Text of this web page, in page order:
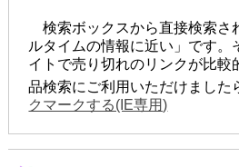
検索ボックスから直接検索さ
ルタイムの情報に近い」です。
イトで売り切れのリンクが比較
品検索にご利用いただけました
クマークする(IE専用)